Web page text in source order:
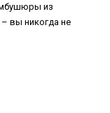
из
вы никогда не